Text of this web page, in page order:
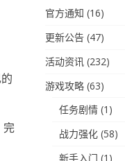
完
官方通知 (16)
更新公告 (47)
活动资讯 (232)
游戏攻略 (63)
任务剧情 (1)
战力强化 (58)
新手入门 (1)